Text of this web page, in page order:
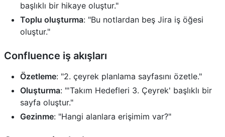
başlıklı bir hikaye oluştur."
Toplu oluşturma: "Bu notlardan beş Jira iş öğesi
oluştur."
Confluence iş akışları
Özetleme: "2. çeyrek planlama sayfasını özetle."
Oluşturma: "'Takım Hedefleri 3. Çeyrek' başlıklı bir
sayfa oluştur."
Gezinme: "Hangi alanlara erişimim var?"